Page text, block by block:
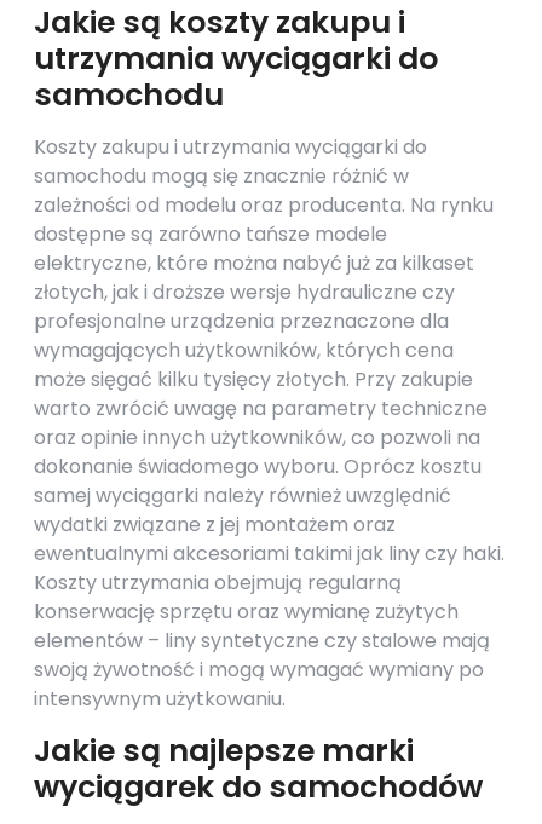
Jakie są koszty zakupu i
utrzymania wyciągarki do
samochodu
Koszty zakupu i utrzymania wyciągarki do
samochodu mogą się znacznie różnić w
zależności od modelu oraz producenta. Na rynku
dostępne są zarówno tańsze modele
elektryczne, które można nabyć już za kilkaset
złotych, jak i droższe wersje hydrauliczne czy
profesjonalne urządzenia przeznaczone dla
wymagających użytkowników, których cena
może sięgać kilku tysięcy złotych. Przy zakupie
warto zwrócić uwagę na parametry techniczne
oraz opinie innych użytkowników, co pozwoli na
dokonanie świadomego wyboru. Oprócz kosztu
samej wyciągarki należy również uwzględnić
wydatki związane z jej montażem oraz
ewentualnymi akcesoriami takimi jak liny czy haki.
Koszty utrzymania obejmują regularną
konserwację sprzętu oraz wymianę zużytych
elementów – liny syntetyczne czy stalowe mają
swoją żywotność i mogą wymagać wymiany po
intensywnym użytkowaniu.
Jakie są najlepsze marki
wyciągarek do samochodów